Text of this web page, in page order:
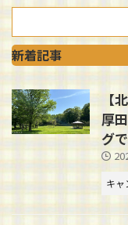
新着記事
【
厚
グ
キャ